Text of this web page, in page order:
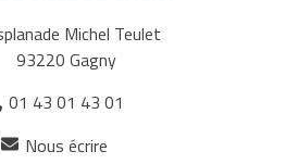
Européen
Facebook
Européen
de
Gagny
sur
Twitter
Européen
de
Gagny
par
Michel Teulet
93220 Gagny
01 43 01 43 01
Nous écrire